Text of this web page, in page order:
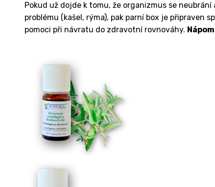
Pokud už dojde k tomu, že organizmus se
problému (kašel, rýma), pak parní box je připraven
pomoci při návratu do zdravotní rovnováhy.